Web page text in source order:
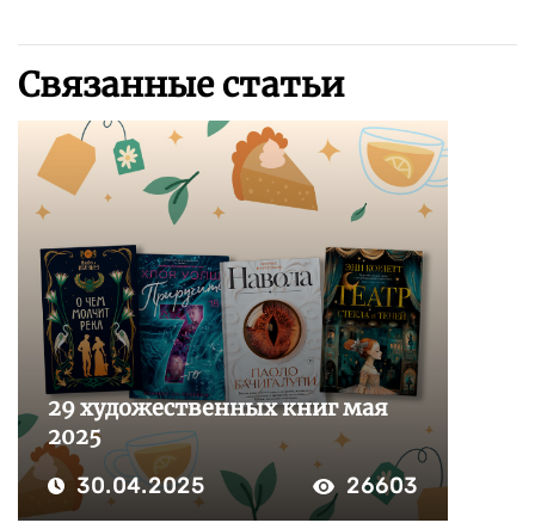
Связанные статьи
29 художественных книг мая
2025
30.04.2025 26603